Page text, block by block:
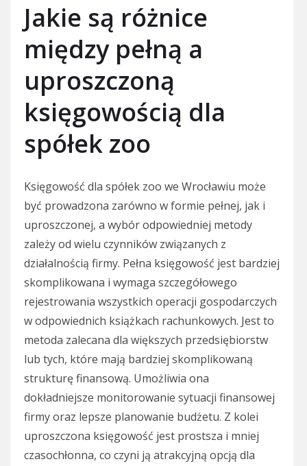
Jakie są różnice
między pełną a
uproszczoną
księgowością dla
spółek zoo
Księgowość dla spółek zoo we Wrocławiu może
być prowadzona zarówno w formie pełnej, jak i
uproszczonej, a wybór odpowiedniej metody
zależy od wielu czynników związanych z
działalnością firmy. Pełna księgowość jest bardziej
skomplikowana i wymaga szczegółowego
rejestrowania wszystkich operacji gospodarczych
w odpowiednich książkach rachunkowych. Jest to
metoda zalecana dla większych przedsiębiorstw
lub tych, które mają bardziej skomplikowaną
strukturę finansową. Umożliwia ona
dokładniejsze monitorowanie sytuacji finansowej
firmy oraz lepsze planowanie budżetu. Z kolei
uproszczona księgowość jest prostsza i mniej
czasochłonna, co czyni ją atrakcyjną opcją dla